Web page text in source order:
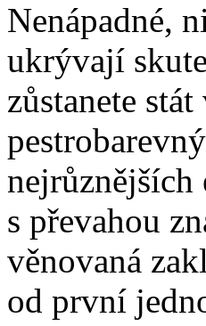
Nenápadné,
ukrývají
zůstanete
nejrůznějších
s převahou
věnovaná
od první